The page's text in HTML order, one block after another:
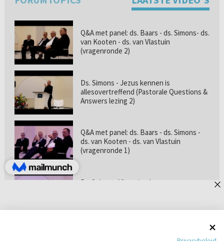
Q&A met panel: ds. Baars - ds. Simons- ds.
van Kooten - ds. van Vlastuin
(vragenronde 2)
Ds. Simons - Jezus kennen is
allesovertreffend (Pastorale Questions &
Answers lezing 2)
Q&A met panel: ds. Baars - ds. Simons -
ds. van Kooten - ds. van Vlastuin
(vragenronde 1)
Prof. dr. van Vlastuin - Is